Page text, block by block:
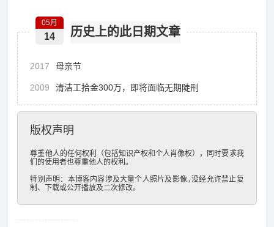
历史上的此日期文章
05月
14
2017 母亲节
2009 清洁工拾金300万，即将面临无期陡刑
版权声明
尊重他人的任何权利（包括知识产权和个人肖像权），同时要求我
们的使用者也尊重他人的权利。
特别声明：本博客内容涉及大量个人照片及影像,没经允许禁止复
制、下载或公开播放及二次修改。